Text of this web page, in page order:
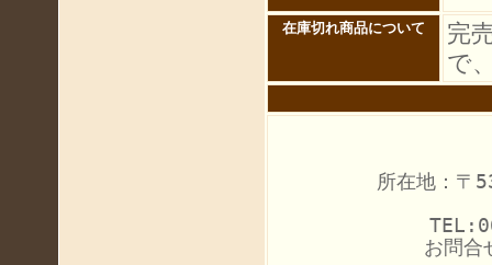
在庫切れ商品について
完
で
所在地：〒
お問合